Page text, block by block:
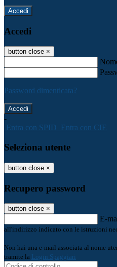
Accedi
Accedi
button close ×
Password dimenticata?
-
Entra con SPID Entra con CIE
Seleziona utente
button close ×
Recupero password
button close ×
E-
all'indirizzo indicato con le istruzioni
Non hai una e-mail associata al nome
tramite la Login Spaggiari